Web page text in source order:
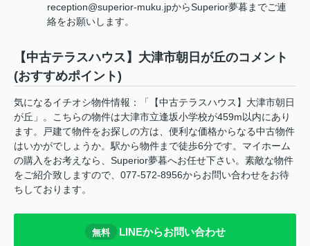
reception@superior-muku.jpからSuperior夢暮までご連
絡をお願いします。
【中古テラスハウス】大津市朝日が丘のコメント
(おすすめポイント)
気になるイチオシ物件情報：「【中古テラスハウス】大津市朝日
が丘」。こちらの物件は大津市立逢坂小学校が459m以内にあり
ます。戸建て物件をお探しの方は、便利な価格からなる中古物件
はいかがでしょうか。駅から物件まで徒歩6分です。マイホーム
の購入をお考えなら、Superior夢暮へお任せ下さい。素敵な物件
をご紹介致しますので、077-572-8956からお問い合わせをお待
ちしております。
無料 LINEからお問い合わせ